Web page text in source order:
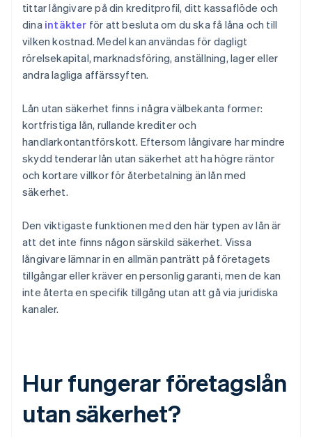
tittar långivare på din kreditprofil, ditt kassaflöde och
dina intäkter för att besluta om du ska få låna och till
vilken kostnad. Medel kan användas för dagligt
rörelsekapital, marknadsföring, anställning, lager eller
andra lagliga affärssyften.
Lån utan säkerhet finns i några välbekanta former:
kortfristiga lån, rullande krediter och
handlarkontantförskott. Eftersom långivare har mindre
skydd tenderar lån utan säkerhet att ha högre räntor
och kortare villkor för återbetalning än lån med
säkerhet.
Den viktigaste funktionen med den här typen av lån är
att det inte finns någon särskild säkerhet. Vissa
långivare lämnar in en allmän panträtt på företagets
tillgångar eller kräver en personlig garanti, men de kan
inte återta en specifik tillgång utan att gå via juridiska
kanaler.
Hur fungerar företagslån
utan säkerhet?